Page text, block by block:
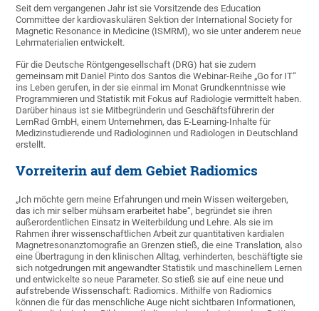
Seit dem vergangenen Jahr ist sie Vorsitzende des Education
Committee der kardiovaskulären Sektion der International Society for
Magnetic Resonance in Medicine (ISMRM), wo sie unter anderem neue
Lehrmaterialien entwickelt.
Für die Deutsche Röntgengesellschaft (DRG) hat sie zudem
gemeinsam mit Daniel Pinto dos Santos die Webinar-Reihe „Go for IT“
ins Leben gerufen, in der sie einmal im Monat Grundkenntnisse wie
Programmieren und Statistik mit Fokus auf Radiologie vermittelt haben.
Darüber hinaus ist sie Mitbegründerin und Geschäftsführerin der
LernRad GmbH, einem Unternehmen, das E-Learning-Inhalte für
Medizinstudierende und Radiologinnen und Radiologen in Deutschland
erstellt.
Vorreiterin auf dem Gebiet Radiomics
„Ich möchte gern meine Erfahrungen und mein Wissen weitergeben,
das ich mir selber mühsam erarbeitet habe“, begründet sie ihren
außerordentlichen Einsatz in Weiterbildung und Lehre. Als sie im
Rahmen ihrer wissenschaftlichen Arbeit zur quantitativen kardialen
Magnetresonanztomografie an Grenzen stieß, die eine Translation, also
eine Übertragung in den klinischen Alltag, verhinderten, beschäftigte sie
sich notgedrungen mit angewandter Statistik und maschinellem Lernen
und entwickelte so neue Parameter. So stieß sie auf eine neue und
aufstrebende Wissenschaft: Radiomics. Mithilfe von Radiomics
können die für das menschliche Auge nicht sichtbaren Informationen,